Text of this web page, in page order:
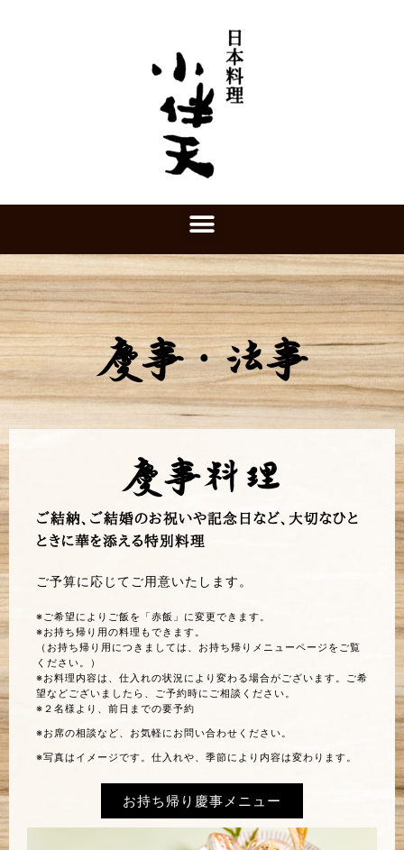
慶事・法事
慶事料理
ご結納、ご結婚のお祝いや記念日など、大切なひと
ときに華を添える特別料理
ご予算に応じてご用意いたします。
※ご希望によりご飯を「赤飯」に変更できます。
※お持ち帰り用の料理もできます。
（お持ち帰り用につきましては、お持ち帰りメニューページをご覧
ください。）
※お料理内容は、仕入れの状況により変わる場合がございます。ご希
望などございましたら、ご予約時にご相談ください。
※２名様より、前日までの要予約
※お席の相談など、お気軽にお問い合わせください。
※写真はイメージです。仕入れや、季節により内容は変わります。
お持ち帰り慶事メニュー